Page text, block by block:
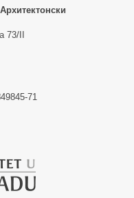
73/II
71